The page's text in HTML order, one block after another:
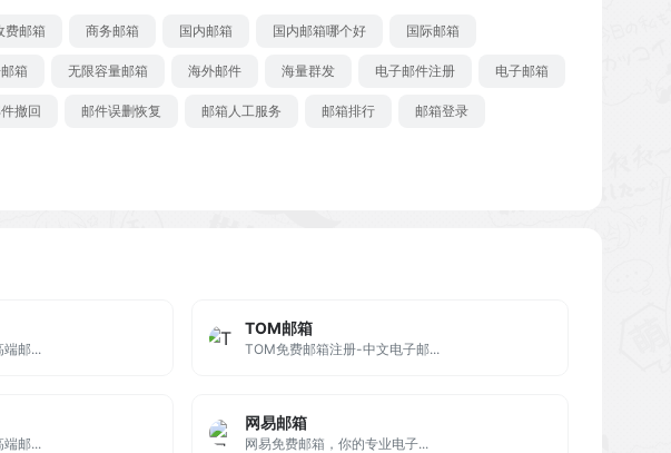
费邮箱 商务邮箱 国内邮箱 国内邮箱哪个好 国际邮箱
箱 无限容量邮箱 海外邮件 海量群发 电子邮件注册 电子邮箱
撤回 邮件误删恢复 邮箱人工服务 邮箱排行 邮箱登录
端邮...
TOM邮箱
TOM免费邮箱注册-中文电子邮...
端邮...
网易邮箱
网易免费邮箱，你的专业电子...